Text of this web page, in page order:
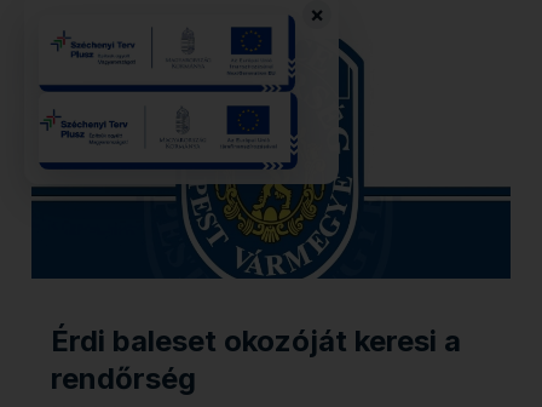
×
Érdi baleset okozóját keresi a
rendőrség